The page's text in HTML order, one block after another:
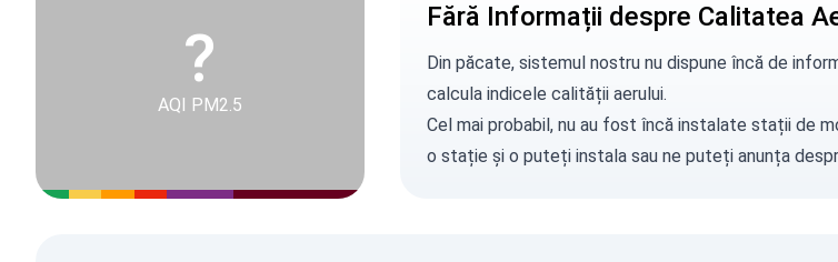
?
AQI PM2.5
Fără Informații despre Calitatea
Din păcate, sistemul nostru nu dispune încă de
calcula indicele calității aerului.
Cel mai probabil, nu au fost încă instalate stații de
o stație și o puteți instala sau ne puteți anunța